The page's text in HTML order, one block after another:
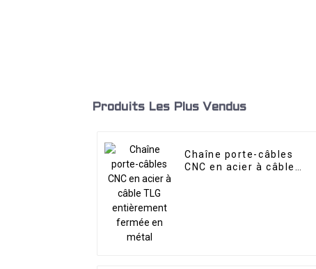
Produits Les Plus Vendus
Chaîne porte-câbles
CNC en acier à câble